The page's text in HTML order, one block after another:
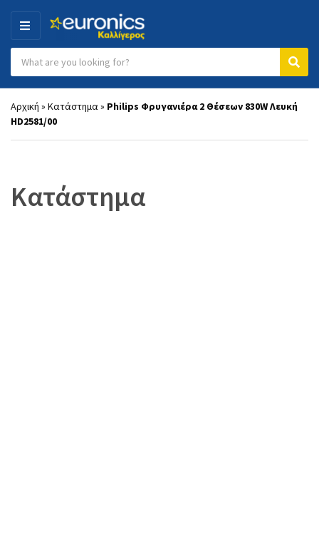
MENU
Category name
Αρχική » Κατάστημα» Philips Φρυγανιέρα 2 Θέσεων 830W Λευκή
HD2581/00
Κατάστημα